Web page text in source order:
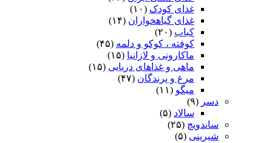
غذای کودک (۱۰)
غذای گیاهخواران (۱۴)
کباب (۲۰)
کوفته ، کوکو و دلمه (۴۵)
ماکارونی و لازانیا (۱۵)
ماهی و غذاهای دریایی (۱۵)
مرغ و پرندگان (۴۷)
میگو (۱۱)
دسر (۹)
سالاد (۵)
ساندویچ (۲۵)
شیرینی (۵)